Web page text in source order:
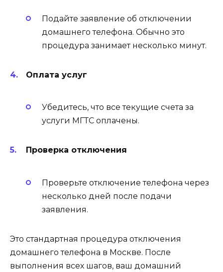
Подайте заявление об отключении
домашнего телефона. Обычно это
процедура занимает несколько минут.
Оплата услуг
Убедитесь, что все текущие счета за
услуги МГТС оплачены.
Проверка отключения
Проверьте отключение телефона через
несколько дней после подачи
заявления.
Это стандартная процедура отключения
домашнего телефона в Москве. После
выполнения всех шагов, ваш домашний